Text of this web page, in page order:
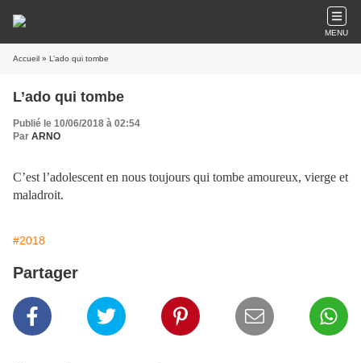
MENU
Accueil » L’ado qui tombe
L’ado qui tombe
Publié le 10/06/2018 à 02:54
Par ARNO
C’est l’adolescent en nous toujours qui tombe amoureux, vierge et
maladroit.
#2018
Partager